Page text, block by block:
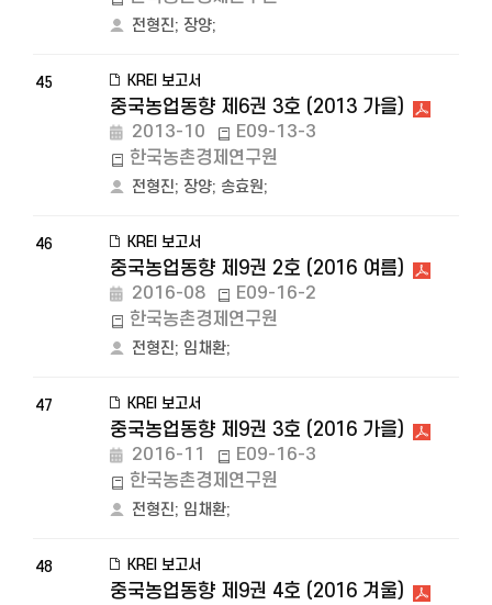
전형진; 장양;
45 KREI 보고서
중국농업동향 제6권 3호 (2013 가을)
2013-10
E09-13-3
한국농촌경제연구원
전형진; 장양; 송효원;
46 KREI 보고서
중국농업동향 제9권 2호 (2016 여름)
2016-08
E09-16-2
한국농촌경제연구원
전형진; 임채환;
47 KREI 보고서
중국농업동향 제9권 3호 (2016 가을)
2016-11
E09-16-3
한국농촌경제연구원
전형진; 임채환;
48 KREI 보고서
중국농업동향 제9권 4호 (2016 겨울)